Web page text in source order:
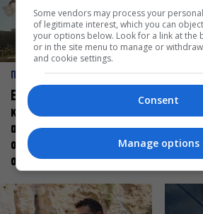
ΠΡΟΣΩΠΑ
Ελεάνα Ανδρεούδη: Κάθε
καλλιτέχνης όταν
ανεβαίνει στη σκηνή
οφείλει να αισθάνεται
σταρ
πάνω
πως
Some vendors may process your
of legitimate interest, which you can
your options below. Look for a link at the
or in the site menu to manage or
and cookie settings.
Consent
Manage options